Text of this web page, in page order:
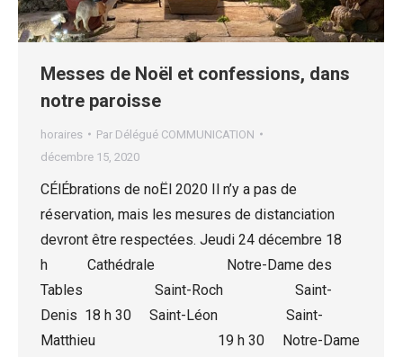
Messes de Noël et confessions, dans
notre paroisse
horaires Par Délégué COMMUNICATION
décembre 15, 2020
CÉlÉbrations de noËl 2020 Il n’y a pas de
réservation, mais les mesures de distanciation
devront être respectées. Jeudi 24 décembre 18
h Cathédrale Notre-Dame des
Tables Saint-Roch Saint-
Denis 18 h 30 Saint-Léon Saint-
Matthieu 19 h 30 Notre-Dame